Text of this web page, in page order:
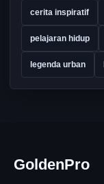
cerita inspiratif
pelajaran hidup
legenda urban
GoldenPro